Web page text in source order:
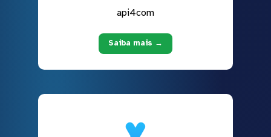
api4com
Saiba mais →